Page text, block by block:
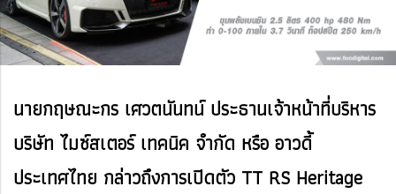
นายกฤษณะกร เศวตนันทน์ ประธานเจ้าหน้าที่บริหาร
บริษัท ไมซ์สเตอร์ เทคนิค จำกัด หรือ อาวดี้
ประเทศไทย กล่าวถึงการเปิดตัว TT RS Heritage